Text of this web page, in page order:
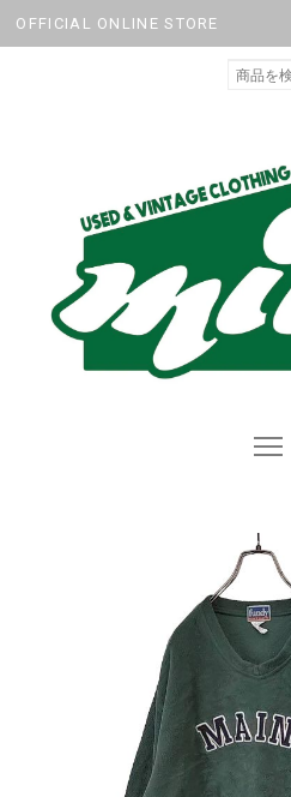
OFFICIAL ONLINE STORE